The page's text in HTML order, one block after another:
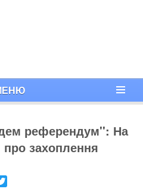
референдум'': На
захоплення